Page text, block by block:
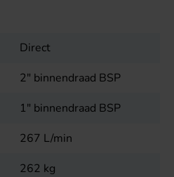
Direct
2" binnendraad BSP
1" binnendraad BSP
267 L/min
262 kg